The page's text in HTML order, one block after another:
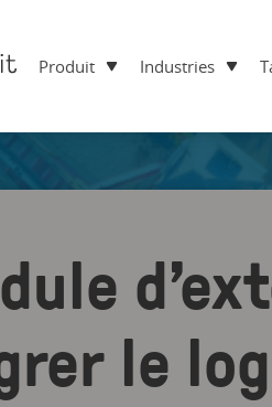
Produit Industries
le